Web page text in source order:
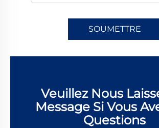
SOUMETTRE
Veuillez Nous
Message Si Vous
Questions